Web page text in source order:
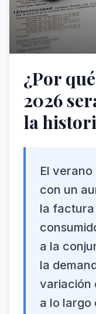
¿Por
2026
la
El
con un
la
a la
la
variación
a lo largo